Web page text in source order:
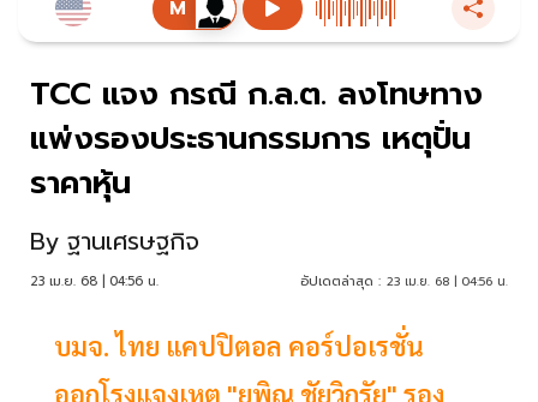
TCC แจง กรณี ก.ล.ต. ลงโทษทาง
แพ่งรองประธานกรรมการ เหตุปั่น
ราคาหุ้น
By ฐานเศรษฐกิจ
23 เม.ย. 68 | 04:56 น. อัปเดตล่าสุด : 23 เม.ย. 68 | 04:56 น.
บมจ. ไทย แคปปิตอล คอร์ปอเรชั่น
ออกโรงแจงเหตุ "ยุพิณ ชัยวิกรัย" รอง